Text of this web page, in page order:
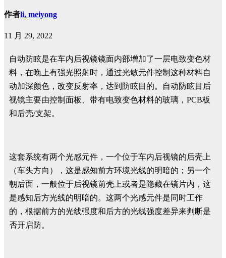
作者li, meiyong
11 月 29, 2022
自动防眩是在车内后视镜镜面内部增加了一层电致变色材
料，在晚上有强光照射时，通过光敏元件控制这种材料自
动加深颜色，改变反射率，达到防眩目的。自动防眩目后
视镜主要由控制面板、带有电致变色材料的玻璃，PCB板
和后壳/支架。
这套系统有两个光感元件，一个位于车内后视镜的后壳上
（车头方向），这是感知前方环境光线的明暗的；另一个
朝后面，一般位于后视镜前壳上或者是隐藏在镜片内，这
是感知后方光线的明暗的。这两个光感元件是同时工作
的，根据前方的光线强度和后方的光线强度差异来判断是
否开启防。